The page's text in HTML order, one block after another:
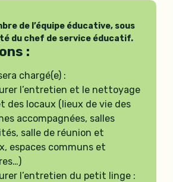
de l’équipe éducative, sous
du chef de service éducatif.
:
chargé(e) :
l’entretien et le nettoyage
des locaux (lieux de vie des
accompagnées, salles
salle de réunion et
espaces communs et
l’entretien du petit linge :